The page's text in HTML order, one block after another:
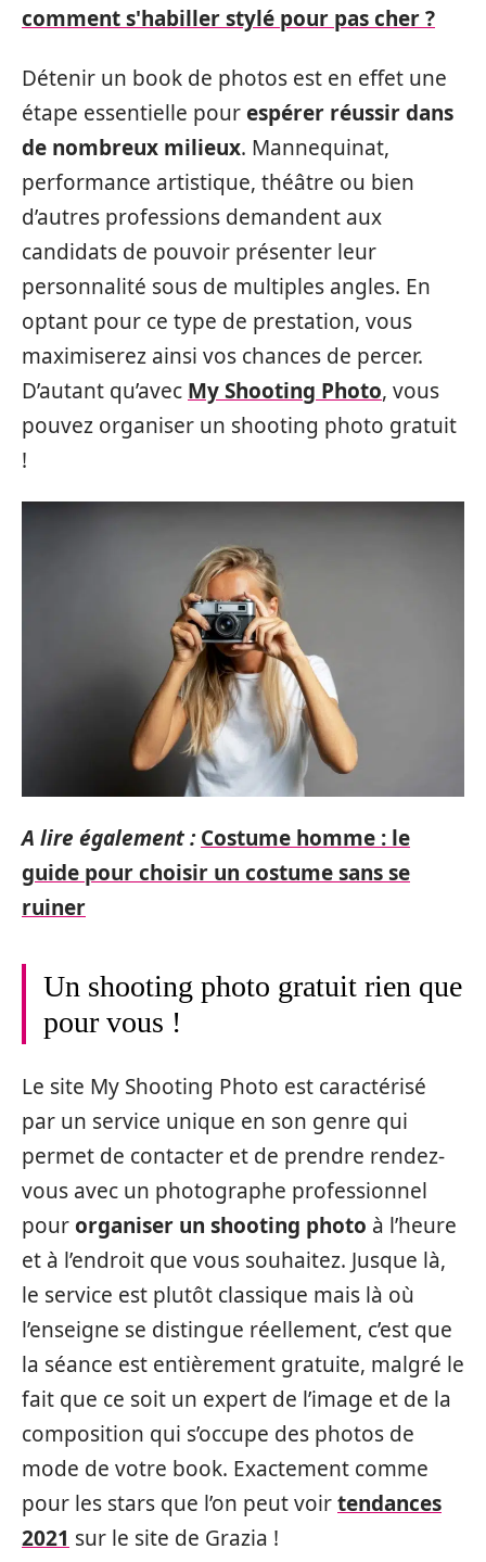
comment s'habiller stylé pour pas cher ?
Détenir un book de photos est en effet une
étape essentielle pourespérer réussir dans
de nombreux milieux. Mannequinat,
performance artistique, théâtre ou bien
d’autres professions demandent aux
candidats de pouvoir présenter leur
personnalité sous de multiples angles. En
optant pour ce type de prestation, vous
maximiserez ainsi vos chances de percer.
D’autant qu’avec My Shooting Photo, vous
pouvez organiser un shooting photo gratuit
!
A lire également : Costume homme : le
guide pour choisir un costume sans se
ruiner
Un shooting photo gratuit rien que
pour vous !
Le site My Shooting Photo est caractérisé
par un service unique en son genre qui
permet de contacter et de prendre rendez-
vous avec un photographe professionnel
pourorganiser un shooting photo à l’heure
et à l’endroit que vous souhaitez. Jusque là,
le service est plutôt classique mais là où
l’enseigne se distingue réellement, c’est que
la séance est entièrement gratuite, malgré le
fait que ce soit un expert de l’image et de la
composition qui s’occupe des photos de
mode de votre book. Exactement comme
pour les stars que l’on peut voirtendances
2021 sur le site de Grazia !